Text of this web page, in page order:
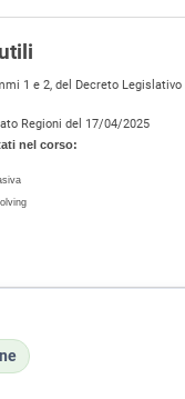
1 e 2, del Decreto Legislativo
Regioni del 17/04/2025
nel corso: